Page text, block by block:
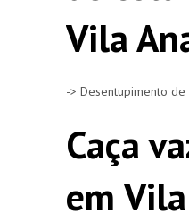
Vila
-> Desentupimento de
Caça
em Vila